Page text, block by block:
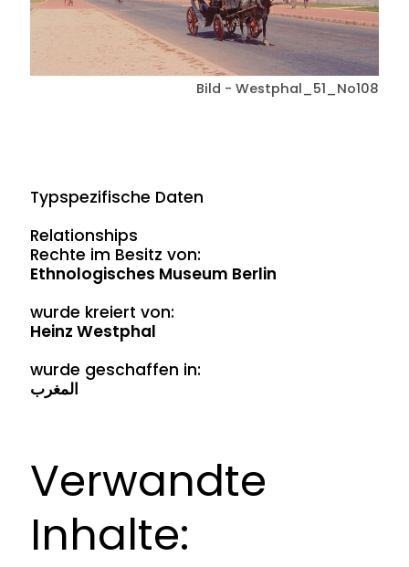
Bild - Westphal_51_No108
Typspezifische Daten
Relationships
Rechte im Besitz von:
Ethnologisches Museum Berlin
wurde kreiert von:
Heinz Westphal
wurde geschaffen in:
المغرب
Verwandte
Inhalte: